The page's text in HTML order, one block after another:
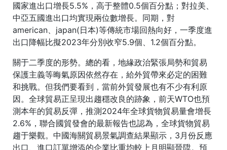
國家進出口增長5.5%，高于整體0.5個百分點；對拉美、
中亞五國進出口均實現兩位數增長。同期，對
american、japan(日本)等傳統市場回熱向好，一季度進
出口降幅比擬2023年分別收窄5.9個、1.2個百分點。
關于二季度的形勢。總的看，地緣政治緊張局勢和貿易
保護主義等晦氣原因依然存在，給外貿帶來必定的困難
和挑戰。但我們要看到，當前外貿發展也有不少有利原
因。全球貿易正呈現出趨穩改良的跡象，前天WTO也預
測本年的貿易反彈，推測2024年全球貨物貿易量會增長
2.6%，聯合國貿發會的最新報告也認為，全球貨物貿易
趨于樂觀。中國海關貿易景氣調查結果顯示，3月份反應
出口、進口訂單增添的企業比重均較上月明顯晉陞。預